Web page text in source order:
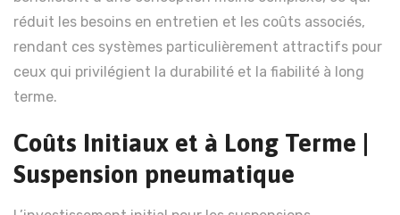
réduit les besoins en entretien et les coûts associés,
rendant ces systèmes particulièrement attractifs pour
ceux qui privilégient la durabilité et la fiabilité à long
terme.
Coûts Initiaux et à Long Terme |
Suspension pneumatique